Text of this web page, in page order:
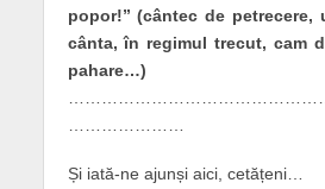
popor!” (cântec de petrecere,
cânta, în regimul trecut, cam
pahare…)
Și iată-ne ajunși aici, cetățeni…